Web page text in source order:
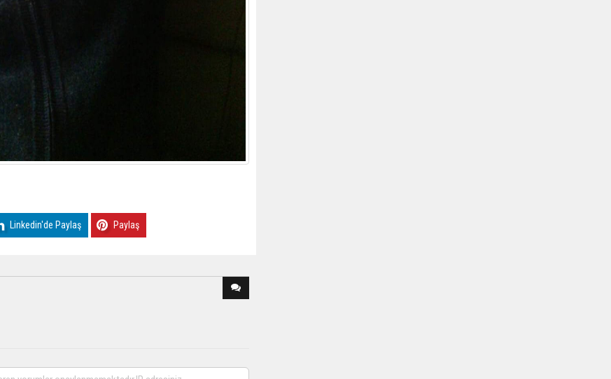
Linkedin'de Paylaş Paylaş